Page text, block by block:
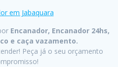
Encanador, Encanador 24hs,
e caça vazamento.
Peça já o seu orçamento